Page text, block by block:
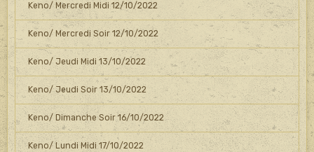
Keno/ Mercredi Midi 12/10/2022
Keno/ Mercredi Soir 12/10/2022
Keno/ Jeudi Midi 13/10/2022
Keno/ Jeudi Soir 13/10/2022
Keno/ Dimanche Soir 16/10/2022
Keno/ Lundi Midi 17/10/2022